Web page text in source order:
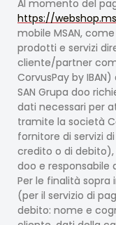
Al momento del
https://
mobile MSAN,
prodotti e servizi
cliente/partner
CorvusPay by
SAN Grupa doo
dati necessari per
tramite la società
fornitore di servizi
credito o di debito),
doo e
Per le finalità sopra
(per il servizio di
debito: nome e